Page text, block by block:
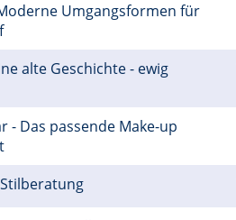
Umgangsformen für
alte Geschichte - ewig
- Das passende Make-up